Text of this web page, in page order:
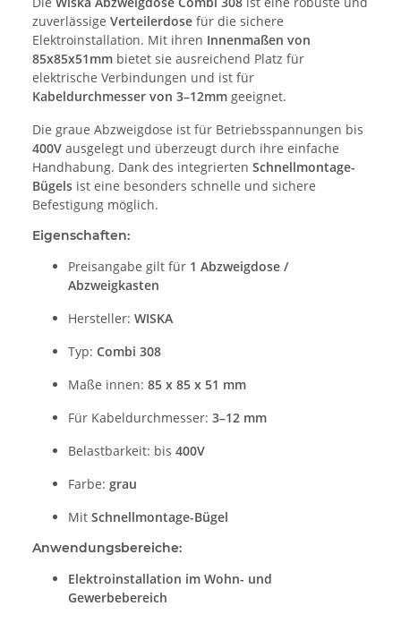
zuverlässige Verteilerdose für die sichere
Elektroinstallation. Mit ihren Innenmaßen von
85x85x51mm bietet sie ausreichend Platz für
elektrische Verbindungen und ist für
Kabeldurchmesser von 3–12mm geeignet.
Die graue Abzweigdose ist für Betriebsspannungen bis
400V ausgelegt und überzeugt durch ihre einfache
Handhabung. Dank des integrierten Schnellmontage-
Bügels ist eine besonders schnelle und sichere
Befestigung möglich.
Eigenschaften:
Preisangabe gilt für 1 Abzweigdose /
Abzweigkasten
Hersteller: WISKA
Typ: Combi 308
Maße innen: 85 x 85 x 51 mm
Für Kabeldurchmesser: 3–12 mm
Belastbarkeit: bis 400V
Farbe: grau
Mit Schnellmontage-Bügel
Anwendungsbereiche:
Elektroinstallation im Wohn- und
Gewerbebereich